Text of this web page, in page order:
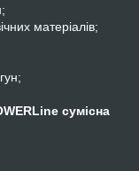
матеріалів;
сумісна